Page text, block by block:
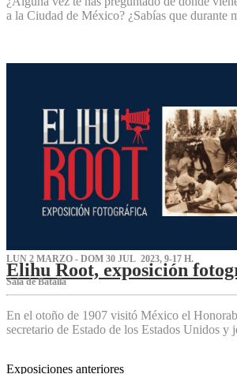
a la Ciudad de México? ¿Sabías que durante
LUN 2 MARZO - DOM 30 JUL 2023, 9-17 H.
Elihu Root, exposición
Sala de Batalla
En el otoño de 1907 visitó México el
secretario de Estado de los Estados Unidos
Exposiciones anteriores